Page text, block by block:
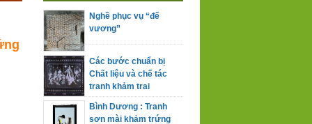
Nghề phục vụ “đế
vương”
Các bước chuẩn bị
Chất liệu và chế tác
tranh khảm trai
Bình Dương : Tranh
sơn mài khảm trứng